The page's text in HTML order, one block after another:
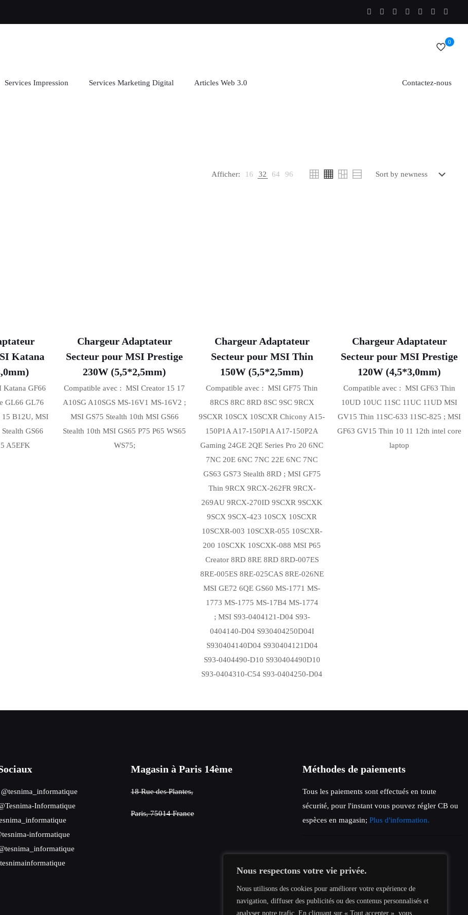
Nous respectons votre vie privée.
Nous utilisons des cookies pour améliorer votre expérience de
navigation, diffuser des publicités ou des contenus personnalisés et
analyser notre trafic. En cliquant sur « Tout accepter », vous
0
Services Impression Services Marketing Digital Articles Web 3.0 Contactez-nous
Afficher: 16 32 64 96
Katana
Katana GF66
GL66 GL76
15 B12U, MSI
GS66
A5EFK
Chargeur Adaptateur
Secteur pour MSI Prestige
230W (5,5*2,5mm)
Compatible avec : MSI Creator 15 17
A10SG A10SGS MS-16V1 MS-16V2 ;
MSI GS75 Stealth 10th MSI GS66
Stealth 10th MSI GS65 P75 P65 WS65
WS75;
Chargeur Adaptateur
Secteur pour MSI Thin
150W (5,5*2,5mm)
Compatible avec : MSI GF75 Thin
8RCS 8RC 8RD 8SC 9SC 9RCX
9SCXR 10SCX 10SCXR Chicony A15-
150P1A A17-150P1A A17-150P2A
Gaming 24GE 2QE Series Pro 20 6NC
7NC 20E 6NC 7NC 22E 6NC 7NC
GS63 GS73 Stealth 8RD ; MSI GF75
Thin 9RCX 9RCX-262FR 9RCX-
269AU 9RCX-270ID 9SCXR 9SCXK
9SCX 9SCX-423 10SCX 10SCXR
10SCXR-003 10SCXR-055 10SCXR-
200 10SCXK 10SCXK-088 MSI P65
Creator 8RD 8RE 8RD 8RD-007ES
8RE-005ES 8RE-025CAS 8RE-026NE
MSI GE72 6QE GS60 MS-1771 MS-
1773 MS-1775 MS-17B4 MS-1774
; MSI S93-0404121-D04 S93-
0404140-D04 S930404250D04I
S930404140D04 S930404121D04
S93-0404490-D10 S930404490D10
S93-0404310-C54 S93-0404250-D04
Chargeur Adaptateur
Secteur pour MSI Prestige
120W (4,5*3,0mm)
Compatible avec : MSI GF63 Thin
10UD 10UC 11SC 11UC 11UD MSI
GV15 Thin 11SC-633 11SC-825 ; MSI
GF63 GV15 Thin 10 11 12th intel core
laptop
Informatique
informatique
Magasin à Paris 14ème
18 Rue des Plantes,
Paris, 75014 France
Méthodes de paiements
Tous les paiements sont effectués en toute
sécurité, pour l'instant vous pouvez régler CB ou
espèces en magasin; Plus d'information.